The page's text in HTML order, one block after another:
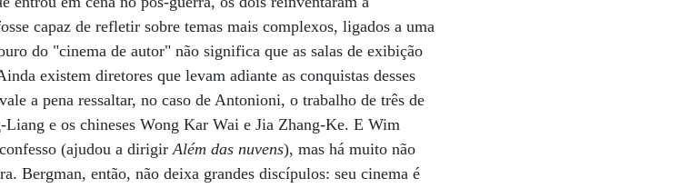
capaz de refletir sobre temas mais complexos, ligados a uma
do "cinema de autor" não significa que as salas de exibição
existem diretores que levam adiante as conquistas desses
a pena ressaltar, no caso de Antonioni, o trabalho de três de
e os chineses Wong Kar Wai e Jia Zhang-Ke. E Wim
(ajudou a dirigirAlém das nuvens), mas há muito não
Bergman, então, não deixa grandes discípulos: seu cinema é